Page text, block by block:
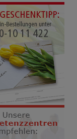
sich
Nutzung
wir unsere
den Inhalt
auf
gestalten.
teilweise an